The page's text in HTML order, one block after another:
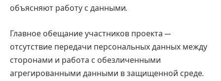
объясняют работу с данными.
Главное обещание участников проекта —
отсутствие передачи персональных данных между
сторонами и работа с обезличенными
агрегированными данными в защищенной среде.